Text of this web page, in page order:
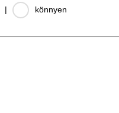
| könnyen